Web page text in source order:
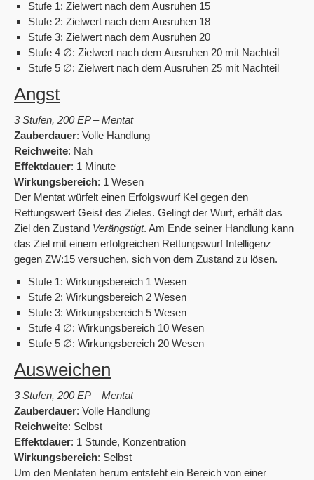
Stufe 1: Zielwert nach dem Ausruhen 15
Stufe 2: Zielwert nach dem Ausruhen 18
Stufe 3: Zielwert nach dem Ausruhen 20
Stufe 4 ∅: Zielwert nach dem Ausruhen 20 mit Nachteil
Stufe 5 ∅: Zielwert nach dem Ausruhen 25 mit Nachteil
Angst
3 Stufen, 200 EP – Mentat
Zauberdauer: Volle Handlung
Reichweite: Nah
Effektdauer: 1 Minute
Wirkungsbereich: 1 Wesen
Der Mentat würfelt einen Erfolgswurf Kel gegen den
Rettungswert Geist des Zieles. Gelingt der Wurf, erhält das
Ziel den Zustand Verängstigt. Am Ende seiner Handlung kann
das Ziel mit einem erfolgreichen Rettungswurf Intelligenz
gegen ZW:15 versuchen, sich von dem Zustand zu lösen.
Stufe 1: Wirkungsbereich 1 Wesen
Stufe 2: Wirkungsbereich 2 Wesen
Stufe 3: Wirkungsbereich 5 Wesen
Stufe 4 ∅: Wirkungsbereich 10 Wesen
Stufe 5 ∅: Wirkungsbereich 20 Wesen
Ausweichen
3 Stufen, 200 EP – Mentat
Zauberdauer: Volle Handlung
Reichweite: Selbst
Effektdauer: 1 Stunde, Konzentration
Wirkungsbereich: Selbst
Um den Mentaten herum entsteht ein Bereich von einer